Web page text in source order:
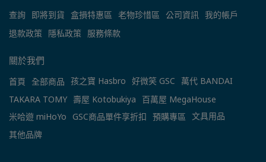
查詢 即將到貨 盒損特惠區 老物珍惜區 公司資訊
我的帳戶
退款政策 隱私政策 服務條款
關於我們
首頁 全部商品 孩之寶 Hasbro 好微笑 GSC
萬代 BANDAI
TAKARA TOMY 壽屋 Kotobukiya
百萬屋 MegaHouse
米哈遊 miHoYo GSC商品單件享折扣 預購專區 文具用品
其他品牌